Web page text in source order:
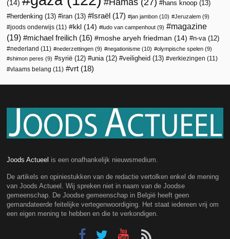
(14) hans knoop (13)
herdenking (13) iran (13) Israël (17) jan jambon (10) Jeruzalem (9)
joods onderwijs (11) kkl (14) ludo van campenhout (9)
magazine
(19)
michael freilich (16) moshe aryeh friedman (14) n-va (12)
nederland (11) nederzettingen (9) negationisme (10) olympische spelen (9)
shimon peres (9) syrië (12) unia (12) veiligheid (13) verkiezingen (11)
vlaams belang (11) vrt (18)
Joods Actueel is een onafhankelijk nieuwsmedium.
De artikels en opiniestukken van de redactie vertolken enkel de mening
van Joods Actueel. Wij spreken niet in naam van de Joodse
gemeenschap. De Joodse gemeenschap in België heeft geen
gemandateerde feitelijke vertegenwoordiging. Het staat iedereen vrij om
een eigen mening te hebben en die te verkondigen.